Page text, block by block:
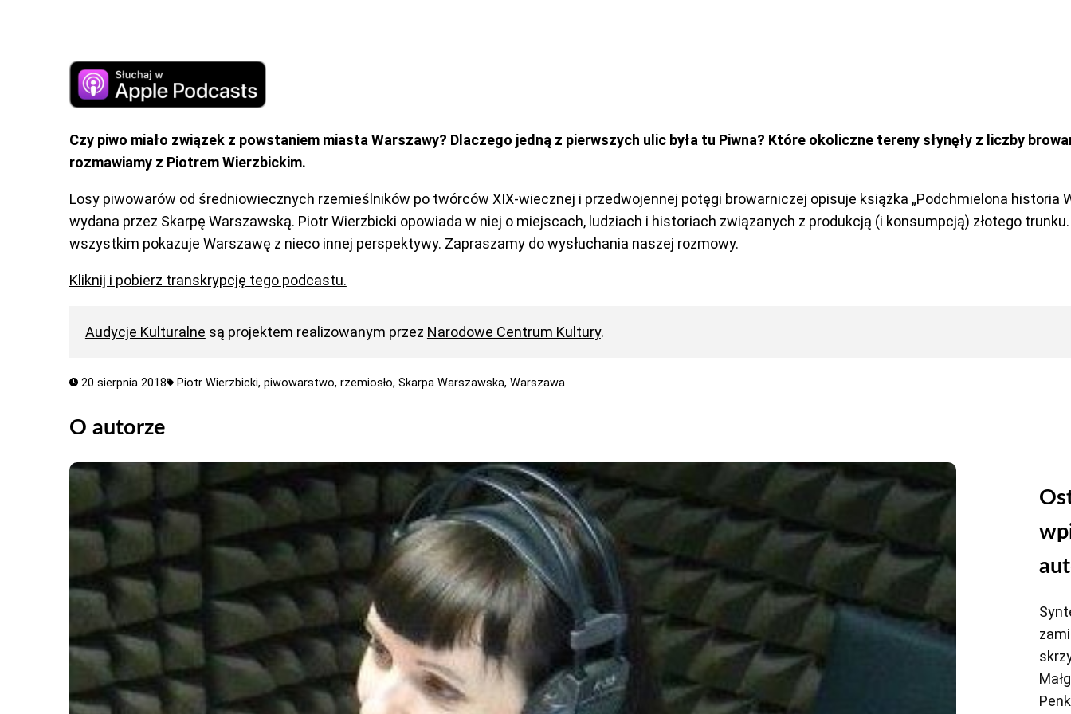
Czy piwo miało związek z powstaniem miasta Warszawy? Dlaczego jedną z pierwszych ulic była tu Piwna? Które okoliczne tereny słynęły z liczby
rozmawiamy z Piotrem Wierzbickim.
Losy piwowarów od średniowiecznych rzemieślników po twórców XIX-wiecznej i przedwojennej potęgi browarniczej opisuje książka „Podchmielona historia
wydana przez Skarpę Warszawską. Piotr Wierzbicki opowiada w niej o miejscach, ludziach i historiach związanych z produkcją (i konsumpcją) złotego
wszystkim pokazuje Warszawę z nieco innej perspektywy. Zapraszamy do wysłuchania naszej rozmowy.
Kliknij i pobierz transkrypcję tego podcastu.
Audycje Kulturalne są projektem realizowanym przez Narodowe Centrum Kultury.
20 sierpnia 2018 Piotr Wierzbicki,piwowarstwo,rzemiosło,Skarpa Warszawska,Warszawa
O autorze